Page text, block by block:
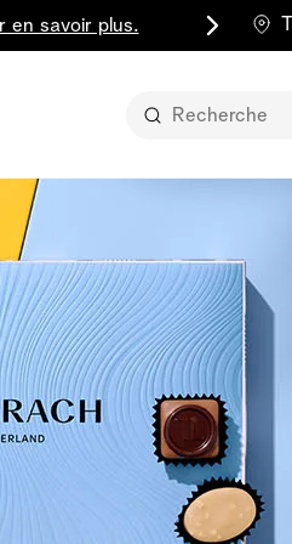
en savoir plus.
sous sa
classique
entière